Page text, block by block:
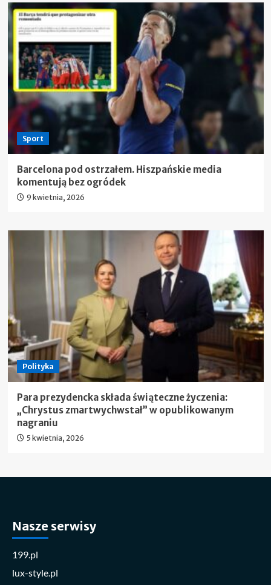
Sport
Barcelona pod ostrzałem. Hiszpańskie media
komentują bez ogródek
9 kwietnia, 2026
Polityka
Para prezydencka składa świąteczne życzenia:
„Chrystus zmartwychwstał” w opublikowanym
nagraniu
5 kwietnia, 2026
Nasze serwisy
199.pl
lux-style.pl